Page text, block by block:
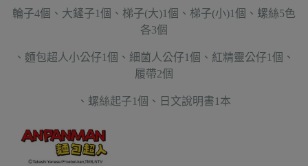
輪子4個、大鏟子1個、梯子(大)1個、梯子(小)1個、螺絲5色
各3個
、麵包超人小公仔1個、細菌人公仔1個、紅精靈公仔1個、
履帶2個
、螺絲起子1個、日文說明書1本